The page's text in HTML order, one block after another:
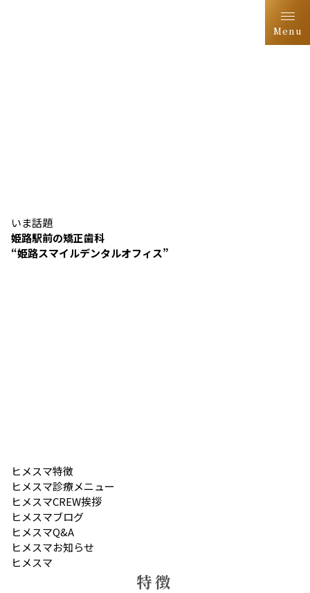
Menu
いま話題
姫路駅前の矯正歯科
“姫路スマイルデンタルオフィス”
ヒメスマ特徴
ヒメスマ診療メニュー
ヒメスマCREW挨拶
ヒメスマブログ
ヒメスマQ&A
ヒメスマお知らせ
ヒメスマ
特徴